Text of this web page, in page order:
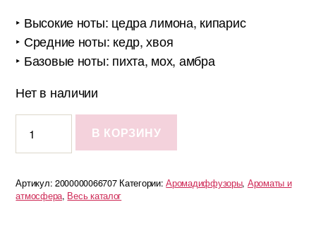
‣ Высокие ноты: цедра лимона, кипарис
‣ Средние ноты: кедр, хвоя
‣ Базовые ноты: пихта, мох, амбра
Нет в наличии
Диффузор
Classic
В КОРЗИНУ
Артикул: 2000000066707 Категории:Аромадиффузоры, Ароматы и
атмосфера, Весь каталог